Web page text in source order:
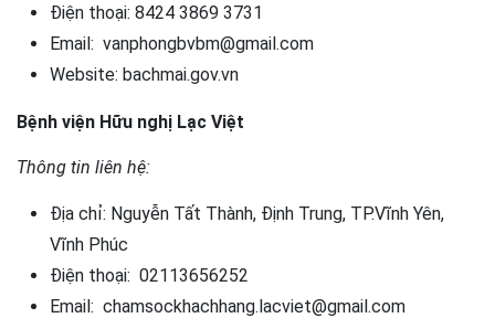
Điện thoại: 8424 3869 3731
Email: vanphongbvbm@gmail.com
Website: bachmai.gov.vn
Bệnh viện Hữu nghị Lạc Việt
Thông tin liên hệ:
Địa chỉ: Nguyễn Tất Thành, Định Trung, TP.Vĩnh Yên,
Vĩnh Phúc
Điện thoại: 02113656252
Email: chamsockhachhang.lacviet@gmail.com